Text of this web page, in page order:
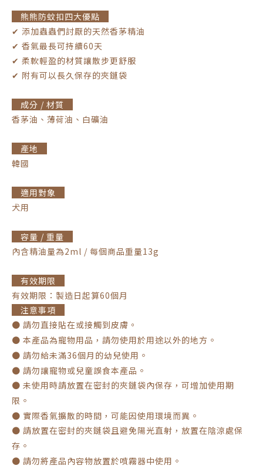
熊熊防蚊扣四大優點
✔︎ 添加蟲蟲們討厭的天然香茅精油
✔︎ 香氣最長可持續60天
✔︎ 柔軟輕盈的材質讓散步更舒服
✔︎ 附有可以長久保存的夾鏈袋
成分 / 材質
香茅油、薄荷油、白礦油
產地
韓國
適用對象
犬用
容量 / 重量
內含精油量為2ml / 每個商品重量13g
有效期限
有效期限：製造日起算60個月
注意事項
● 請勿直接貼在或接觸到皮膚。
● 本產品為寵物用品，請勿使用於用途以外的地方 。
● 請勿給未滿36個月的幼兒使用 。
● 請勿讓寵物或兒童誤食本產品 。
● 未使用時請放置在密封的夾鏈袋內保存，可增加使用期
限 。
● 實際香氣擴散的時間，可能因使用環境而異 。
● 請放置在密封的夾鏈袋且避免陽光直射，放置在陰涼處保
存 。
● 請勿將產品內容物放置於噴霧器中使用 。